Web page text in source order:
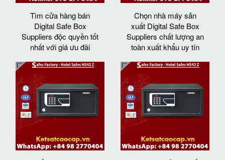
Tìm cửa hàng bán
Digital Safe Box
Suppliers độc quyền tốt
nhất với giá ưu đãi
Chọn nhà máy sản
xuất Digital Safe Box
Suppliers chất lượng an
toàn xuất khẩu uy tín